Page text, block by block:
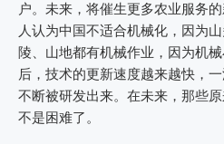
户。未来，将催生更多农业服务
人认为中国不适合机械化，因为
陵、山地都有机械作业，因为机
后，技术的更新速度越来越快，
不断被研发出来。在未来，那些
不是困难了。